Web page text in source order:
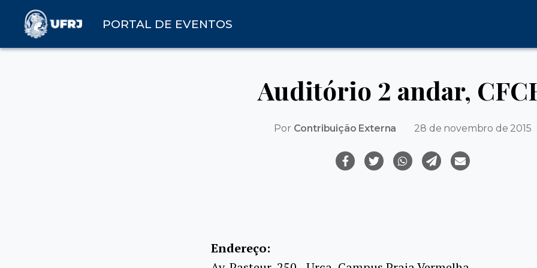
PORTAL DE EVENTOS
Auditório 2 andar,
Por Contribuição Externa 28 de novembro de 2015
Endereço: